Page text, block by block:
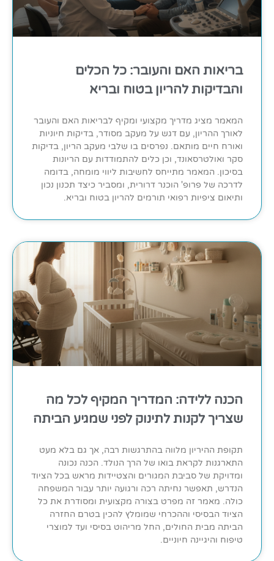
בריאות האם והעובר: כל הכלים
והבדיקות להריון בטוח ובריא
המאמר מציג מדריך מקצועי ומקיף לבריאות האם והעובר
לאורך ההריון, עם דגש על מעקב מסודר, בדיקות חיוניות
ואורח חיים מותאם. נפרסים בו שלבי מעקב הריון, בדיקות
סקר ואולטרסאונד, וכן כלים להתמודדות עם הריונות
בסיכון. המאמר מתייחס לחשיבות ליווי מומחה, בדומה
לדרכה של פרופ' הוכנר דרורית, ומסביר כיצד תכנון נכון
ותיאום ציפיות רפואי תורמים להריון בטוח ובריא.
הכנה ללידה: המדריך המקיף לכל מה
שצריך לקנות לתינוק לפני שמגיע הביתה
תקופת ההיריון מלווה בהתרגשות רבה, אך גם בלא מעט
התארגנות לקראת בואו של הרך הנולד. הכנה נכונה
ומדויקת של סביבת המגורים והצטיידות מראש בכל הציוד
הנדרש, תאפשר נחיתה רכה ורגועה יותר עבור המשפחה
כולה. מאמר זה מפרט בצורה מקצועית ומסודרת את כל
הציוד הבסיסי וההכרחי שמומלץ להכין בטרם החזרה
הביתה מבית החולים, החל מריהוט בסיסי ועד למוצרי
טיפוח והיגיינה חיוניים.